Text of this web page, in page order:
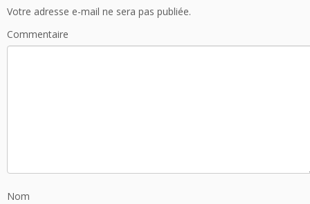
Votre adresse e-mail ne sera pas publiée.
Commentaire
Nom